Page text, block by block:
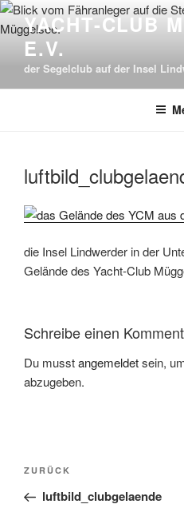
Zum
Inhalt
springen
YACHT-CLUB
E.V.
der Segelclub auf der Insel
die Insel Lindwerder in der
Gelände des Yacht-Club
Schreibe einen
Du musstangemeldetsein,
abzugeben.
Beitragsnavigation
Vorheriger
Beitrag
ZURÜCK
luftbild_clubgelaende